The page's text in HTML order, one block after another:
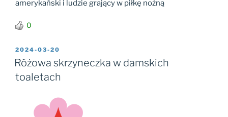
0
OPUBLIKOWANE
W
2024-03-20
Różowa skrzyneczka w damskich
toaletach